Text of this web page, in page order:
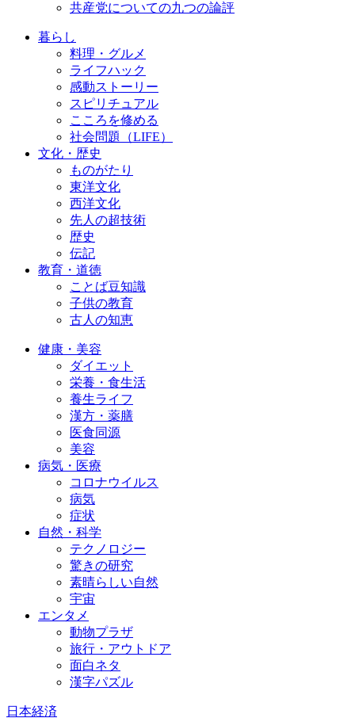
共産党についての九つの論評
暮らし
料理・グルメ
ライフハック
感動ストーリー
スピリチュアル
こころを修める
社会問題（LIFE）
文化・歴史
ものがたり
東洋文化
西洋文化
先人の超技術
歴史
伝記
教育・道徳
ことば豆知識
子供の教育
古人の知恵
健康・美容
ダイエット
栄養・食生活
養生ライフ
漢方・薬膳
医食同源
美容
病気・医療
コロナウイルス
病気
症状
自然・科学
テクノロジー
驚きの研究
素晴らしい自然
宇宙
エンタメ
動物プラザ
旅行・アウトドア
面白ネタ
漢字パズル
日本経済